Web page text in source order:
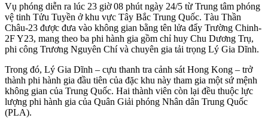
Vụ phóng diễn ra lúc 23 giờ 08 phút ngày 24/5 từ Trung tâm phóng
vệ tinh Tửu Tuyền ở khu vực Tây Bắc Trung Quốc. Tàu Thần
Châu-23 được đưa vào không gian bằng tên lửa đẩy Trường Chinh-
2F Y23, mang theo ba phi hành gia gồm chỉ huy Chu Dương Trụ,
phi công Trương Nguyên Chí và chuyên gia tải trọng Lý Gia Dĩnh.
Trong đó, Lý Gia Dĩnh – cựu thanh tra cảnh sát Hong Kong – trở
thành phi hành gia đầu tiên của đặc khu này tham gia một sứ mệnh
không gian của Trung Quốc. Hai thành viên còn lại đều thuộc lực
lượng phi hành gia của Quân Giải phóng Nhân dân Trung Quốc
(PLA).